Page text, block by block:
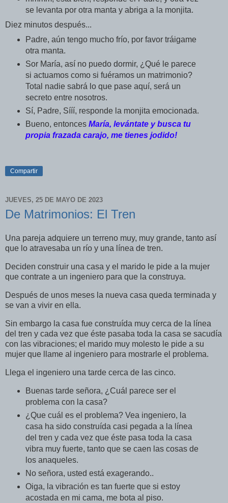
se levanta por otra manta y abriga a la monjita.
Diez minutos después...
Padre, aún tengo mucho frío, por favor tráigame
otra manta.
Sor María, así no puedo dormir, ¿Qué le parece
si actuamos como si fuéramos un matrimonio?
Total nadie sabrá lo que pase aquí, será un
secreto entre nosotros.
Sí, Padre, Sííí, responde la monjita emocionada.
Bueno, entonces María, levántate y busca tu
propia frazada carajo, me tienes jodido!
Compartir
JUEVES, 25 DE MAYO DE 2023
De Matrimonios: El Tren
Una pareja adquiere un terreno muy, muy grande, tanto así
que lo atravesaba un río y una línea de tren.
Deciden construir una casa y el marido le pide a la mujer
que contrate a un ingeniero para que la construya.
Después de unos meses la nueva casa queda terminada y
se van a vivir en ella.
Sin embargo la casa fue construída muy cerca de la línea
del tren y cada vez que éste pasaba toda la casa se sacudía
con las vibraciones; el marido muy molesto le pide a su
mujer que llame al ingeniero para mostrarle el problema.
Llega el ingeniero una tarde cerca de las cinco.
Buenas tarde señora, ¿Cuál parece ser el
problema con la casa?
¿Que cuál es el problema? Vea ingeniero, la
casa ha sido construída casi pegada a la línea
del tren y cada vez que éste pasa toda la casa
vibra muy fuerte, tanto que se caen las cosas de
los anaqueles.
No señora, usted está exagerando..
Oiga, la vibración es tan fuerte que si estoy
acostada en mi cama, me bota al piso.